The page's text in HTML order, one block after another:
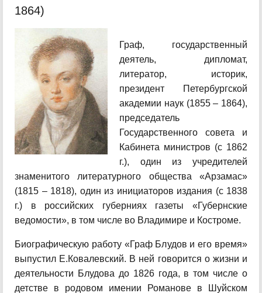
1864)
Граф, государственный
деятель, дипломат,
литератор, историк,
президент Петербургской
академии наук (1855 – 1864),
председатель
Государственного совета и
Кабинета министров (с 1862
г.), один из учредителей
знаменитого литературного общества «Арзамас»
(1815 – 1818), один из инициаторов издания (с 1838
г.) в российских губерниях газеты «Губернские
ведомости», в том числе во Владимире и Костроме.
Биографическую работу «Граф Блудов и его время»
выпустил Е.Ковалевский. В ней говорится о жизни и
деятельности Блудова до 1826 года, в том числе о
детстве в родовом имении Романове в Шуйском